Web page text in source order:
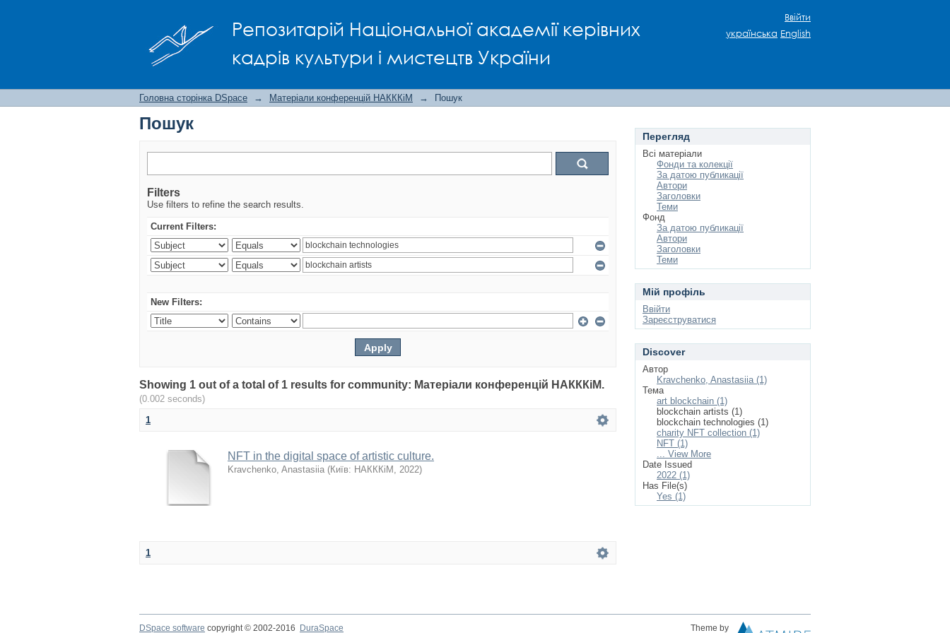
Репозитарій Національної академії керівних
кадрів культури і мистецтв України
Ввійти
українська English
Головна сторінка DSpace → Матеріали конференцій НАКККіМ → Пошук
Пошук
Filters
Use filters to refine the search results.
Current Filters:
New Filters:
Showing 1 out of a total of 1 results for community: Матеріали конференцій НАКККіМ.
(0.002 seconds)
1
NFT in the digital space of artistic culture.
Kravchenko, Anastasiia (Київ: НАКККіМ , 2022)
1
Перегляд
Всі матеріали
Фонди та колекції
За датою публикації
Автори
Заголовки
Теми
Фонд
За датою публикації
Автори
Заголовки
Теми
Мій профіль
Ввійти
Зареєструватися
Discover
Автор
Kravchenko, Anastasiia (1)
Тема
art blockchain (1)
blockchain artists (1)
blockchain technologies (1)
charity NFT collection (1)
NFT (1)
... View More
Date Issued
2022 (1)
Has File(s)
Yes (1)
DSpace software copyright © 2002-2016 DuraSpace Theme by